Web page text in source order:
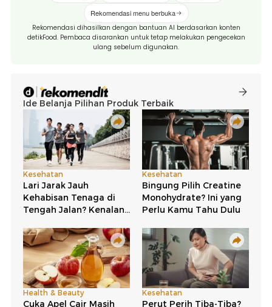
Rekomendasi menu berbuka
Rekomendasi dihasilkan dengan bantuan AI berdasarkan konten
detikFood. Pembaca disarankan untuk tetap melakukan pengecekan
ulang sebelum digunakan.